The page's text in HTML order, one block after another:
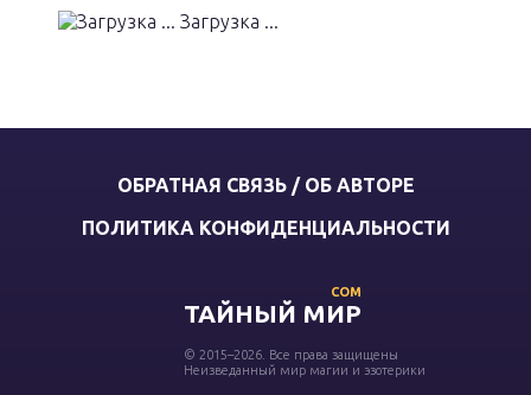
Загрузка ...
ОБРАТНАЯ СВЯЗЬ / ОБ АВТОРЕ
ПОЛИТИКА КОНФИДЕНЦИАЛЬНОСТИ
ТАЙНЫЙ МИР
COM
© 2015–2026. Все права защищены
Неизведанный мир магии и эзотерики